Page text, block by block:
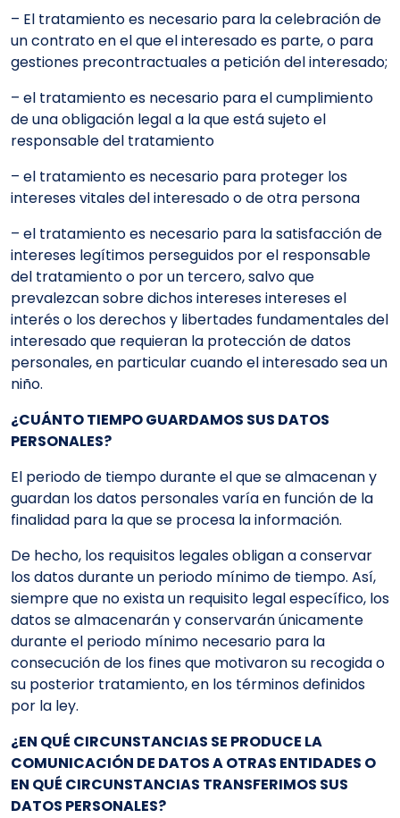
– El tratamiento es necesario para la celebración de
un contrato en el que el interesado es parte, o para
gestiones precontractuales a petición del interesado;
– el tratamiento es necesario para el cumplimiento
de una obligación legal a la que está sujeto el
responsable del tratamiento
– el tratamiento es necesario para proteger los
intereses vitales del interesado o de otra persona
– el tratamiento es necesario para la satisfacción de
intereses legítimos perseguidos por el responsable
del tratamiento o por un tercero, salvo que
prevalezcan sobre dichos intereses intereses el
interés o los derechos y libertades fundamentales del
interesado que requieran la protección de datos
personales, en particular cuando el interesado sea un
niño.
¿CUÁNTO TIEMPO GUARDAMOS SUS DATOS
PERSONALES?
El periodo de tiempo durante el que se almacenan y
guardan los datos personales varía en función de la
finalidad para la que se procesa la información.
De hecho, los requisitos legales obligan a conservar
los datos durante un periodo mínimo de tiempo. Así,
siempre que no exista un requisito legal específico, los
datos se almacenarán y conservarán únicamente
durante el periodo mínimo necesario para la
consecución de los fines que motivaron su recogida o
su posterior tratamiento, en los términos definidos
por la ley.
¿EN QUÉ CIRCUNSTANCIAS SE PRODUCE LA
COMUNICACIÓN DE DATOS A OTRAS ENTIDADES O
EN QUÉ CIRCUNSTANCIAS TRANSFERIMOS SUS
DATOS PERSONALES?